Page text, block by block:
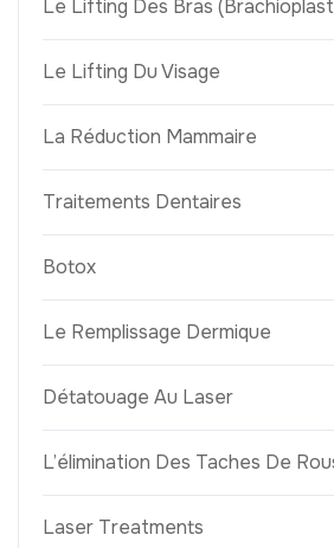
Le Lifting Des Bras
Le Lifting Du Visage
La Réduction Mammaire
Traitements Dentaires
Botox
Le Remplissage Dermique
Détatouage Au Laser
L’élimination Des Taches De
Laser Treatments